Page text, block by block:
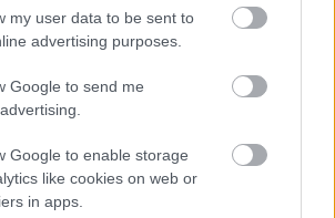
my user data to be sent to
advertising purposes.
Google to send me
Google to enable storage
like cookies on web or
in apps.
– megújul a tatai Angolkert
bővítés: már zajlik a teljesen új
Kelet csomópont építése